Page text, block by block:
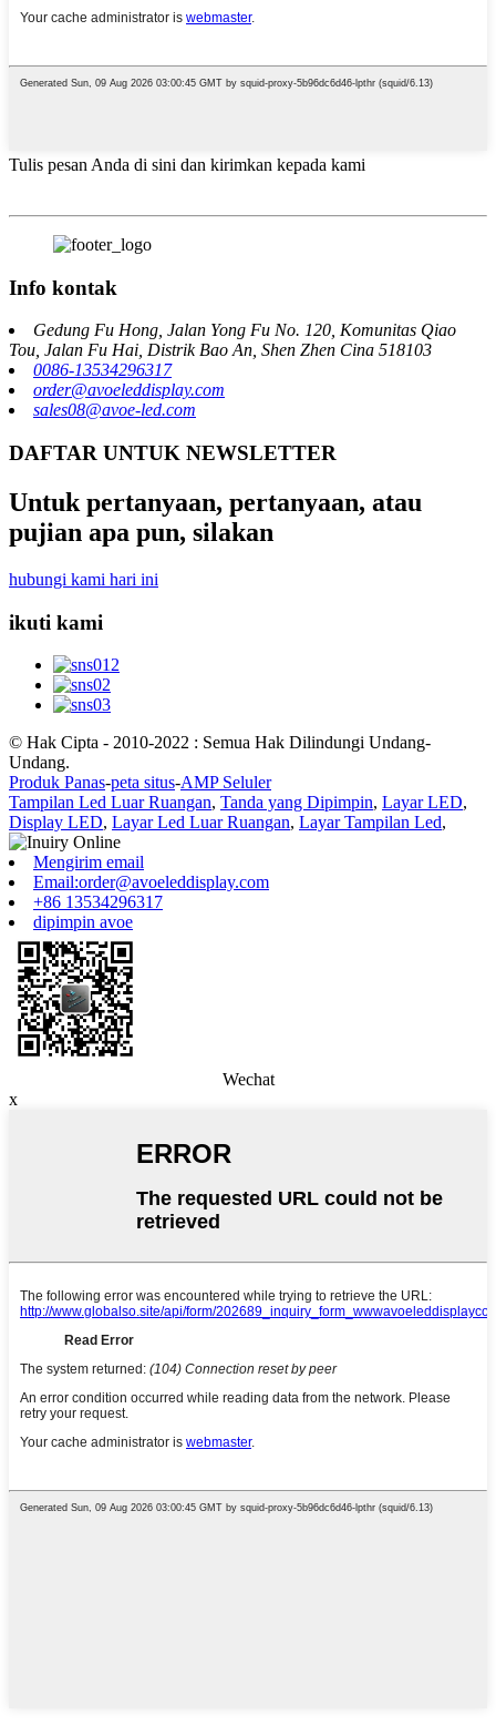
Tulis pesan Anda di sini dan kirimkan kepada kami
Info kontak
Gedung Fu Hong, Jalan Yong Fu No. 120, Komunitas Qiao
Tou, Jalan Fu Hai, Distrik Bao An, Shen Zhen Cina 518103
0086-13534296317
order@avoeleddisplay.com
sales08@avoe-led.com
DAFTAR UNTUK NEWSLETTER
Untuk pertanyaan, pertanyaan, atau
pujian apa pun, silakan
hubungi kami hari ini
ikuti kami
© Hak Cipta - 2010-2022 : Semua Hak Dilindungi Undang-
Undang.
Produk Panas-peta situs-AMP Seluler
Tampilan Led Luar Ruangan, Tanda yang Dipimpin, Layar LED,
Display LED, Layar Led Luar Ruangan, Layar Tampilan Led,
Mengirim email
Email:order@avoeleddisplay.com
+86 13534296317
dipimpin avoe
Wechat
x